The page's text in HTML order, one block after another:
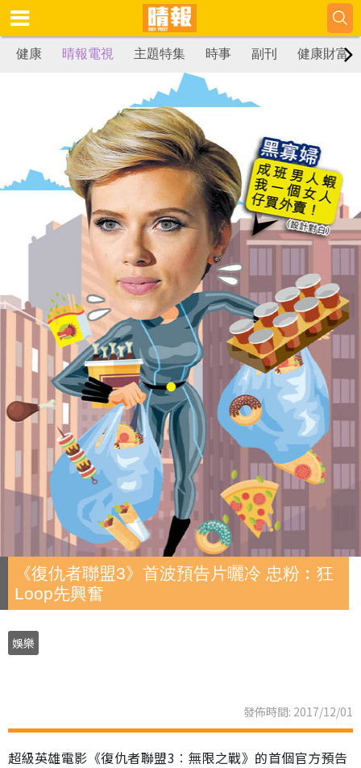
健康 晴報電視 主題特集 時事 副刊 健康財富
《復仇者聯盟3》首波預告片曬冷 忠粉︰狂
Loop先興奮
娛樂
發佈時間: 2017/12/01
超級英雄電影《復仇者聯盟3︰無限之戰》的首個官方預告